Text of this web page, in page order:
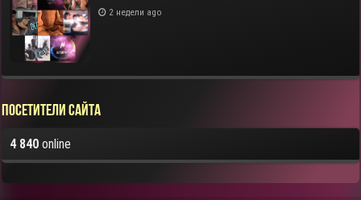
2 недели ago
Посетители сайта
4 840 online